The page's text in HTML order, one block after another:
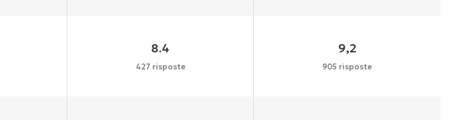
8.4
427 risposte
9,2
905 risposte